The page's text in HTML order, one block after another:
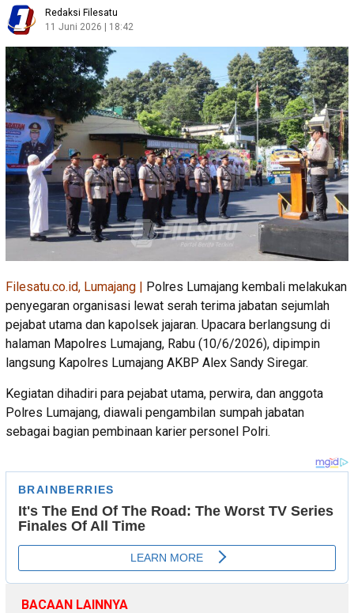
Redaksi Filesatu
11 Juni 2026 | 18:42
Filesatu.co.id, Lumajang | Polres Lumajang kembali melakukan
penyegaran organisasi lewat serah terima jabatan sejumlah
pejabat utama dan kapolsek jajaran. Upacara berlangsung di
halaman Mapolres Lumajang, Rabu (10/6/2026), dipimpin
langsung Kapolres Lumajang AKBP Alex Sandy Siregar.
Kegiatan dihadiri para pejabat utama, perwira, dan anggota
Polres Lumajang, diawali pengambilan sumpah jabatan
sebagai bagian pembinaan karier personel Polri.
BACAAN LAINNYA